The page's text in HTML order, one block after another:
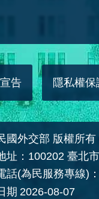
告 隱私權
國外交部 版權所
址：100202 臺北
話(為民服務專線)
期 2026-08-07